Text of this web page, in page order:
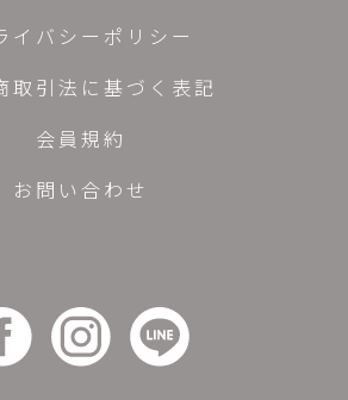
イバシーポリシー
取引法に基づく表記
会員規約
お問い合わせ